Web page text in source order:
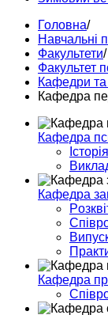
Головна/
Навчальні
Факультети/
Факультет
Кафедри та
Кафедра
Кафедра
Історія
Кафедра
Кафедра